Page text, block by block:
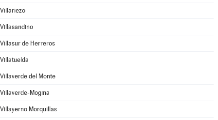
Villariezo
Villasandino
Villasur de Herreros
Villatuelda
Villaverde del Monte
Villaverde-Mogina
Villayerno Morquillas